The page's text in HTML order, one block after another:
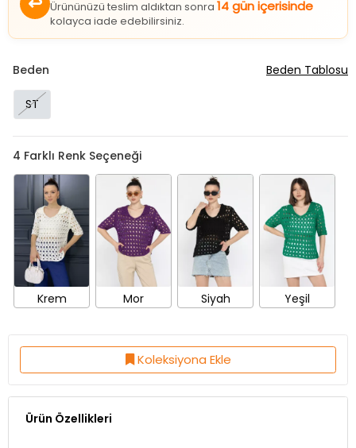
ST
Krem Mor Siyah Yeşil
Koleksiyona Ekle
Ürün Özellikleri